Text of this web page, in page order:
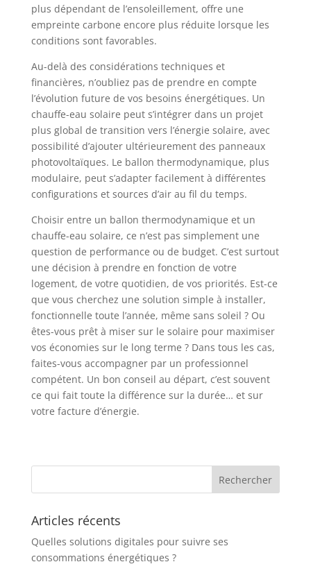
plus dépendant de l’ensoleillement, offre une
empreinte carbone encore plus réduite lorsque les
conditions sont favorables.
Au-delà des considérations techniques et
financières, n’oubliez pas de prendre en compte
l’évolution future de vos besoins énergétiques. Un
chauffe-eau solaire peut s’intégrer dans un projet
plus global de transition vers l’énergie solaire, avec
possibilité d’ajouter ultérieurement des panneaux
photovoltaïques. Le ballon thermodynamique, plus
modulaire, peut s’adapter facilement à différentes
configurations et sources d’air au fil du temps.
Choisir entre un ballon thermodynamique et un
chauffe-eau solaire, ce n’est pas simplement une
question de performance ou de budget. C’est surtout
une décision à prendre en fonction de votre
logement, de votre quotidien, de vos priorités. Est-ce
que vous cherchez une solution simple à installer,
fonctionnelle toute l’année, même sans soleil ? Ou
êtes-vous prêt à miser sur le solaire pour maximiser
vos économies sur le long terme ? Dans tous les cas,
faites-vous accompagner par un professionnel
compétent. Un bon conseil au départ, c’est souvent
ce qui fait toute la différence sur la durée… et sur
votre facture d’énergie.
Articles récents
Quelles solutions digitales pour suivre ses
consommations énergétiques ?